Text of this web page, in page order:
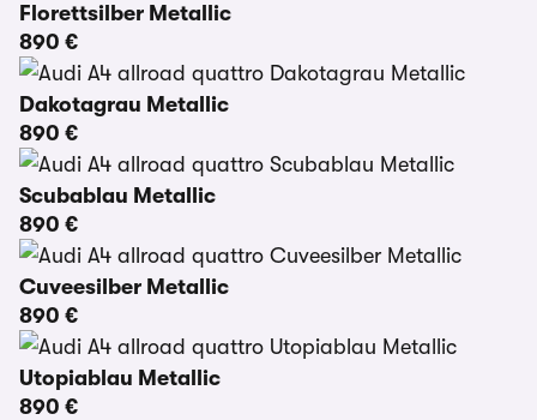
Florettsilber Metallic
890 €
Dakotagrau Metallic
890 €
Scubablau Metallic
890 €
Cuveesilber Metallic
890 €
Utopiablau Metallic
890 €